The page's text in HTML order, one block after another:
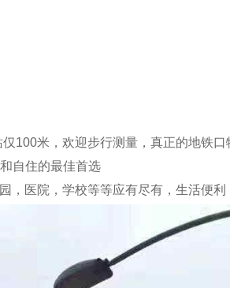
100米，欢迎步行测量，真正的地铁口
自住的最佳首选
，医院，学校等等应有尽有，生活便利